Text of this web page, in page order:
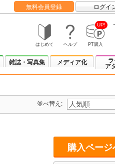
無料会員登録 ログイ
はじめて ヘルプ
UP!
PT購入
雑誌・写真集 メディア化
ア
並べ替え:
購入ページ